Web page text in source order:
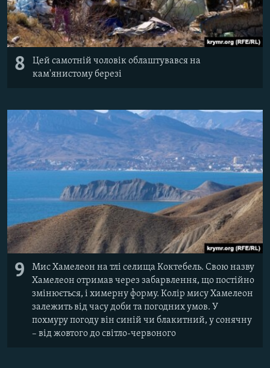
8
Цей самотній чоловік облаштувався на
кам'янистому березі
9
Мис Хамелеон на тлі селища Коктебель. Свою назву
Хамелеон отримав через забарвлення, що постійно
змінюється, і химерну форму. Колір мису Хамелеон
залежить від часу доби та погодних умов. У
похмуру погоду він синій чи блакитний, у сонячну
– від жовтого до світло-червоного